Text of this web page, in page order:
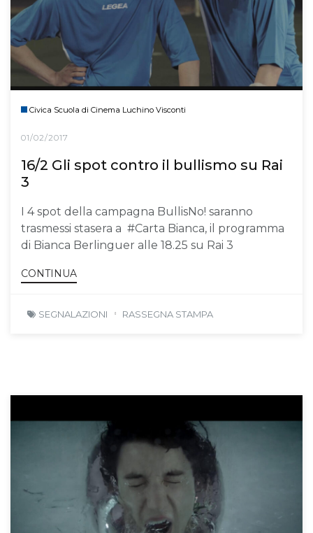
Civica Scuola di Cinema Luchino Visconti
01/02/2017
16/2 Gli spot contro il bullismo su Rai
3
I 4 spot della campagna BullisNo! saranno
trasmessi stasera a #Carta Bianca, il programma
di Bianca Berlinguer alle 18.25 su Rai 3
CONTINUA
SEGNALAZIONI RASSEGNA STAMPA